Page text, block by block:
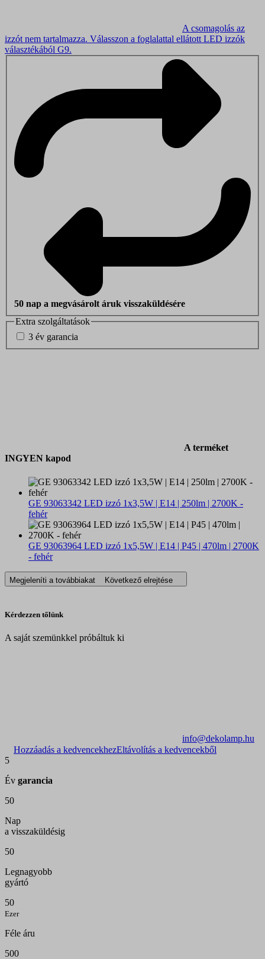
A csomagolás az
izzót nem tartalmazza. Válasszon a foglalattal ellátott LED izzók
választékából G9.
50 nap a megvásárolt áruk visszaküldésére
Extra szolgáltatások
3 év garancia
A terméket
INGYEN kapod
GE 93063342 LED izzó 1x3,5W | E14 | 250lm | 2700K -
fehér
GE 93063964 LED izzó 1x5,5W | E14 | P45 | 470lm | 2700K
- fehér
Megjeleníti a továbbiakat Következő elrejtése
Kérdezzen tőlünk
A saját szemünkkel próbáltuk ki
info@dekolamp.hu
Hozzáadás a kedvencekhezEltávolítás a kedvencekből
5
Év garancia
50
Nap
a visszaküldésig
50
Legnagyobb
gyártó
50
Ezer
Féle áru
500